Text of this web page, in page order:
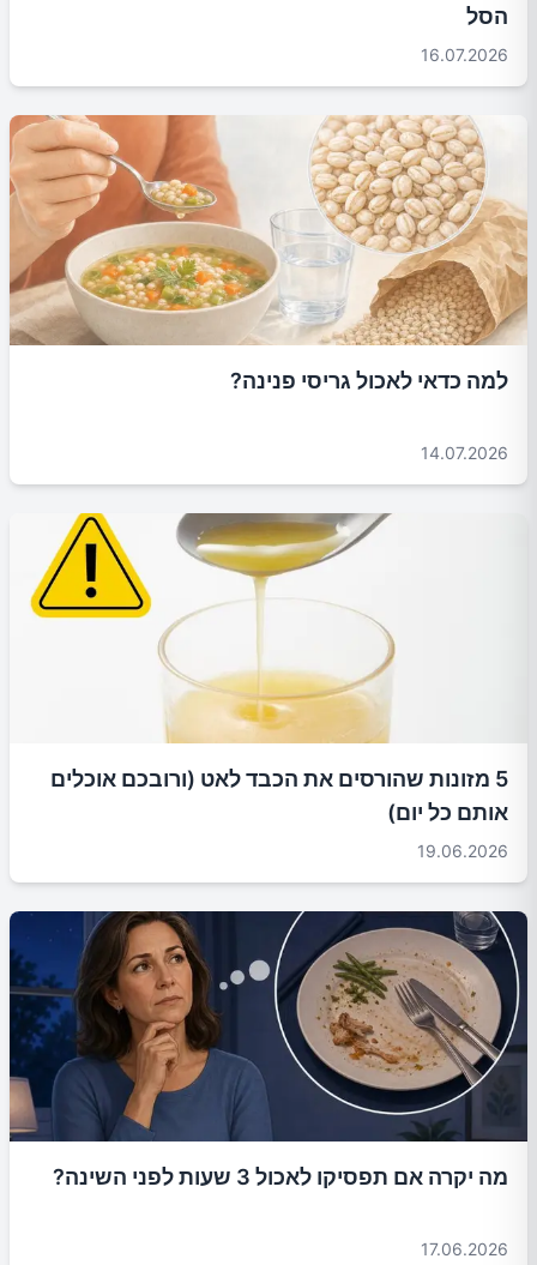
הסל
16.07.2026
למה כדאי לאכול גריסי פנינה?
14.07.2026
5 מזונות שהורסים את הכבד לאט (ורובכם אוכלים
אותם כל יום)
19.06.2026
מה יקרה אם תפסיקו לאכול 3 שעות לפני השינה?
17.06.2026